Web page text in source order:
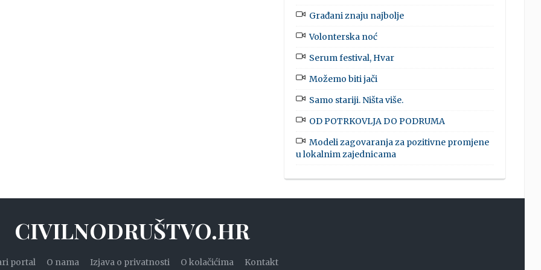
Građani znaju najbolje
Volonterska noć
Serum festival, Hvar
Možemo biti jači
Samo stariji. Ništa više.
OD POTRKOVLJA DO PODRUMA
Modeli zagovaranja za pozitivne promjene
u lokalnim zajednicama
CIVILNODRUŠTVO.HR
portal O nama Izjava o privatnosti O kolačićima Kontakt